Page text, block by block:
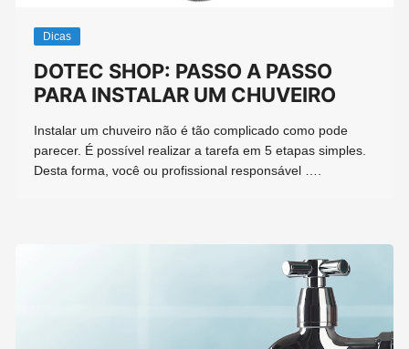
Dicas
DOTEC SHOP: PASSO A PASSO
PARA INSTALAR UM CHUVEIRO
Instalar um chuveiro não é tão complicado como pode
parecer. É possível realizar a tarefa em 5 etapas simples.
Desta forma, você ou profissional responsável ….